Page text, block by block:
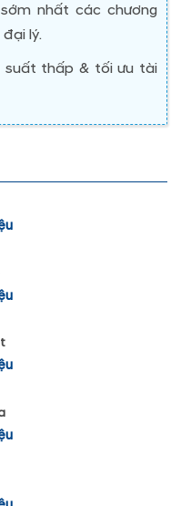
nhất các chương
lý.
suất thấp & tối ưu tài